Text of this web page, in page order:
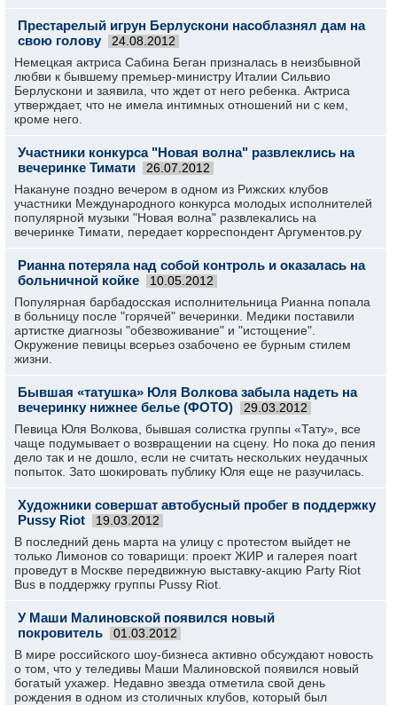
Престарелый игрун Берлускони насоблазнял дам на
свою голову
24.08.2012
Немецкая актриса Сабина Беган призналась в неизбывной
любви к бывшему премьер-министру Италии Сильвио
Берлускони и заявила, что ждет от него ребенка. Актриса
утверждает, что не имела интимных отношений ни с кем,
кроме него.
Участники конкурса "Новая волна" развлеклись на
вечеринке Тимати
26.07.2012
Накануне поздно вечером в одном из Рижских клубов
участники Международного конкурса молодых исполнителей
популярной музыки "Новая волна" развлекались на
вечеринке Тимати, передает корреспондент Аргументов.ру
Рианна потеряла над собой контроль и оказалась на
больничной койке
10.05.2012
Популярная барбадосская исполнительница Рианна попала
в больницу после "горячей" вечеринки. Медики поставили
артистке диагнозы "обезвоживание" и "истощение".
Окружение певицы всерьез озабочено ее бурным стилем
жизни.
Бывшая «татушка» Юля Волкова забыла надеть на
вечеринку нижнее белье (ФОТО)
29.03.2012
Певица Юля Волкова, бывшая солистка группы «Тату», все
чаще подумывает о возвращении на сцену. Но пока до пения
дело так и не дошло, если не считать нескольких неудачных
попыток. Зато шокировать публику Юля еще не разучилась.
Художники совершат автобусный пробег в поддержку
Pussy Riot
19.03.2012
В последний день марта на улицу с протестом выйдет не
только Лимонов со товарищи: проект ЖИР и галерея noart
проведут в Москве передвижную выставку-акцию Party Riot
Bus в поддержку группы Pussy Riot.
У Маши Малиновской появился новый
покровитель
01.03.2012
В мире российского шоу-бизнеса активно обсуждают новость
о том, что у теледивы Маши Малиновской появился новый
богатый ухажер. Недавно звезда отметила свой день
рождения в одном из столичных клубов, который был